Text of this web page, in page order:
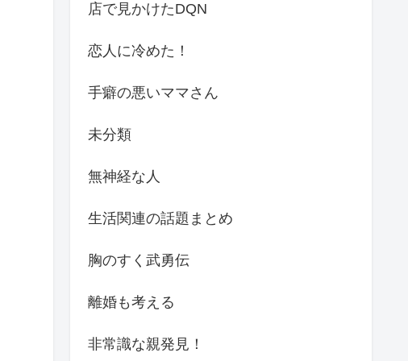
店で見かけたDQN
恋人に冷めた！
手癖の悪いママさん
未分類
無神経な人
生活関連の話題まとめ
胸のすく武勇伝
離婚も考える
非常識な親発見！